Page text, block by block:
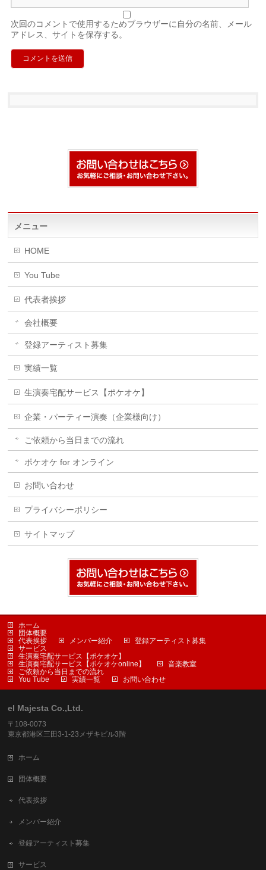
次回のコメントで使用するためブラウザーに自分の名前、メール
アドレス、サイトを保存する。
メニュー
HOME
You Tube
代表者挨拶
会社概要
登録アーティスト募集
実績一覧
生演奏宅配サービス【ポケオケ】
企業・パーティー演奏（企業様向け）
ご依頼から当日までの流れ
ポケオケ for オンライン
お問い合わせ
プライバシーポリシー
サイトマップ
ホーム
団体概要
代表挨拶
メンバー紹介
登録アーティスト募集
サービス
生演奏宅配サービス【ポケオケ】
生演奏宅配サービス【ポケオケonline】
音楽教室
ご依頼から当日までの流れ
You Tube
実績一覧 お問い合わせ
el Majesta Co.,Ltd.
〒108-0073
東京都港区三田3-1-23メザキビル3階
ホーム
団体概要
代表挨拶
メンバー紹介
登録アーティスト募集
サービス